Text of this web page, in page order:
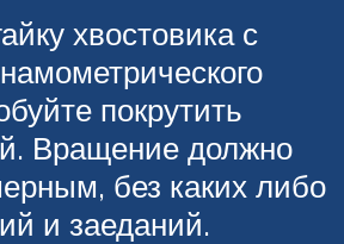
хвостовика с
покрутить
Вращение должно
без каких либо
и заеданий.